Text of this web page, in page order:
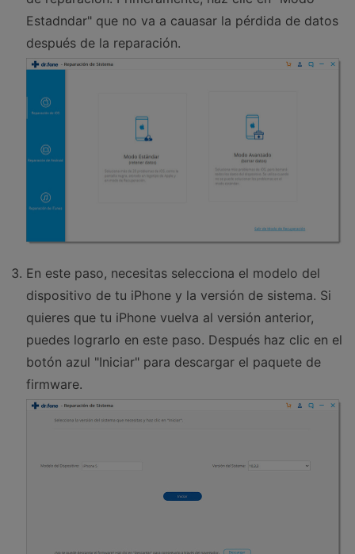
Estadndar" que no va a cauasar la pérdida de datos
después de la reparación.
En este paso, necesitas selecciona el modelo del
dispositivo de tu iPhone y la versión de sistema. Si
quieres que tu iPhone vuelva al versión anterior,
puedes lograrlo en este paso. Después haz clic en el
botón azul "Iniciar" para descargar el paquete de
firmware.